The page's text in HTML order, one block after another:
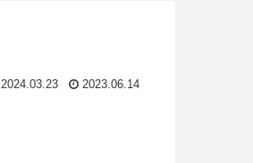
2024.03.23 2023.06.14